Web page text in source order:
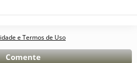
e Termos de Uso
Comente